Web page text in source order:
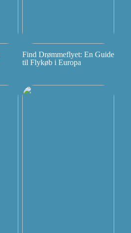
Find Drømmeflyet: En Guide
til Flykøb i Europa